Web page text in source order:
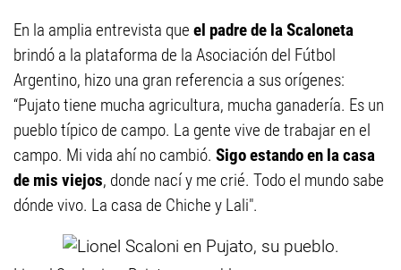
En la amplia entrevista que el padre de la Scaloneta
brindó a la plataforma de la Asociación del Fútbol
Argentino, hizo una gran referencia a sus orígenes:
“Pujato tiene mucha agricultura, mucha ganadería. Es un
pueblo típico de campo. La gente vive de trabajar en el
campo. Mi vida ahí no cambió. Sigo estando en la casa
de mis viejos, donde nací y me crié. Todo el mundo sabe
dónde vivo. La casa de Chiche y Lali".